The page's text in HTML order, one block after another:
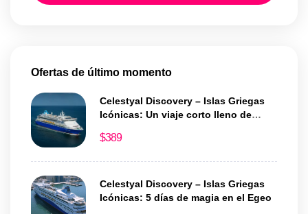
Ofertas de último momento
Celestyal Discovery – Islas Griegas
Icónicas: Un viaje corto lleno de
$389
Celestyal Discovery – Islas Griegas
Icónicas: 5 días de magia en el Egeo